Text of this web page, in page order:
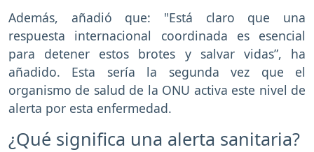
Además, añadió que: "Está claro que una
respuesta internacional coordinada es esencial
para detener estos brotes y salvar vidas”, ha
añadido. Esta sería la segunda vez que el
organismo de salud de la ONU activa este nivel de
alerta por esta enfermedad.
¿Qué significa una alerta sanitaria?